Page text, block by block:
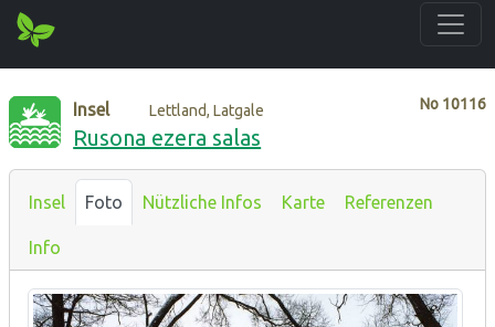
No 10116
Insel Lettland, Latgale
Rusona ezera salas
Insel Foto Nützliche Infos Karte Referenzen
Info